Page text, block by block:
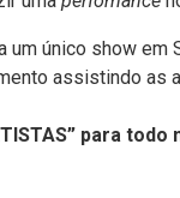
um único show em
assistindo as
para todo